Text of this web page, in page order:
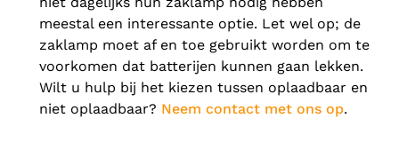
meestal een interessante optie. Let wel op; de
zaklamp moet af en toe gebruikt worden om te
voorkomen dat batterijen kunnen gaan lekken.
Wilt u hulp bij het kiezen tussen oplaadbaar en
niet oplaadbaar? Neem contact met ons op.